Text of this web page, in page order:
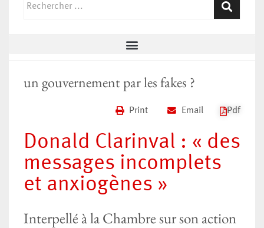
un gouvernement par les fakes ?
Print Email Pdf
Donald Clarinval : « des
messages incomplets
et anxiogènes »
Interpellé à la Chambre sur son action